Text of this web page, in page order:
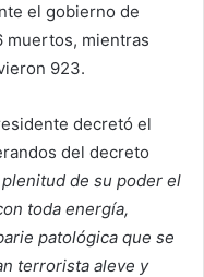
el gobierno de
muertos, mientras
923.
decretó el
del decreto
de su poder el
toda energía,
patológica que se
terrorista aleve y